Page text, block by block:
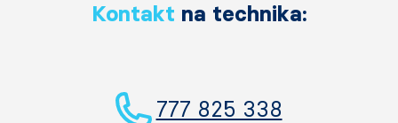
Kontakt na technika:
777 825 338